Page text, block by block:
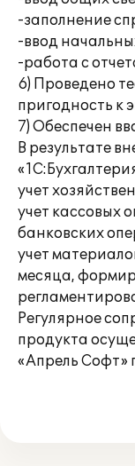
-заполнение
-ввод
-работа с
6) Проведено
пригодность к
7) Обеспечен
В результате
учет
учет кассовых
банковских
учет
месяца,
Регулярное
продукта
«Апрель Софт»